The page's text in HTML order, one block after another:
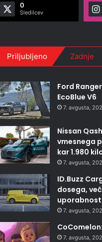
0
Sledilcev
Priljubljeno Zadnje
Ford
EcoBlue V6
7. avgusta,
Nissan
vmesnega
kar 1.980
7. avgusta,
ID.Buzz
dosega,
7. avgusta,
7. avgusta,